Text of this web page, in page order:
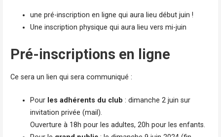
une pré-inscription en ligne qui aura lieu début juin !
Une inscription physique qui aura lieu vers mi-juin
Pré-inscriptions en ligne
Ce sera un lien qui sera communiqué :
Pour les adhérents du club : dimanche 2 juin sur
invitation privée (mail).
Ouverture à 18h pour les adultes, 20h pour les enfants.